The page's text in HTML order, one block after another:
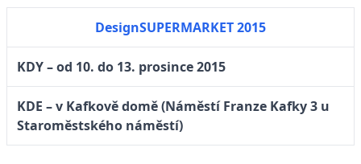
DesignSUPERMARKET 2015
KDY – od 10. do 13. prosince 2015
KDE – v Kafkově domě (Náměstí Franze Kafky 3 u
Staroměstského náměstí)